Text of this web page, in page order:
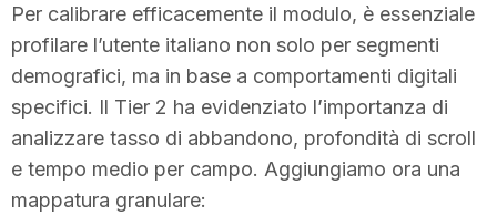
Per calibrare efficacemente il modulo, è essenziale
profilare l’utente italiano non solo per segmenti
demografici, ma in base a comportamenti digitali
specifici. Il Tier 2 ha evidenziato l’importanza di
analizzare tasso di abbandono, profondità di scroll
e tempo medio per campo. Aggiungiamo ora una
mappatura granulare: